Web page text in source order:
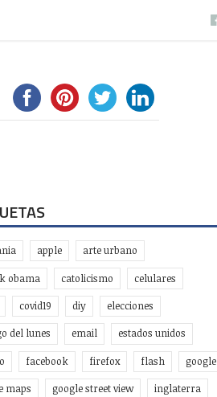
apple arte urbano
obama catolicismo celulares
covid19 diy elecciones
del lunes email estados unidos
facebook firefox flash google
maps google street view inglaterra